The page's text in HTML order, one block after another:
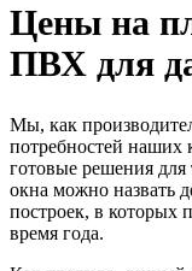
Цены на
ПВХ для
Мы, как
потребностей наших
готовые решения для
окна можно назвать
построек, в которых
время года.